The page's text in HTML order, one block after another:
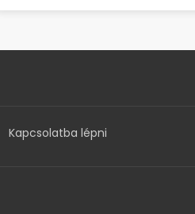
Kapcsolatba lépni